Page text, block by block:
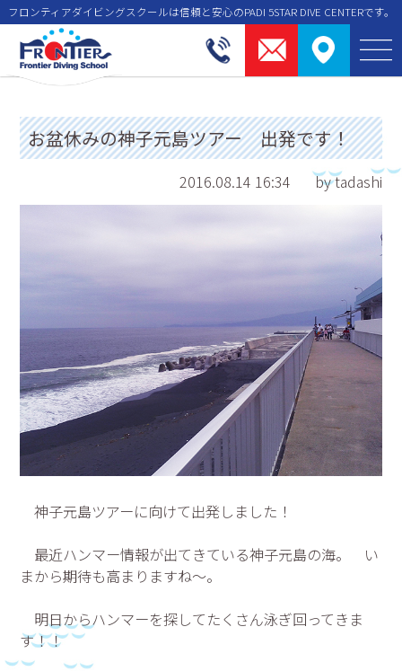
フロンティアダイビングスクールは信頼と安⼼のPADI 5STAR DIVE CENTERです。
お盆休みの神子元島ツアー 出発です！
2016.08.14 16:34 by tadashi
神子元島ツアーに向けて出発しました！
最近ハンマー情報が出てきている神子元島の海。 い
まから期待も高まりますね～。
明日からハンマーを探してたくさん泳ぎ回ってきま
す！！